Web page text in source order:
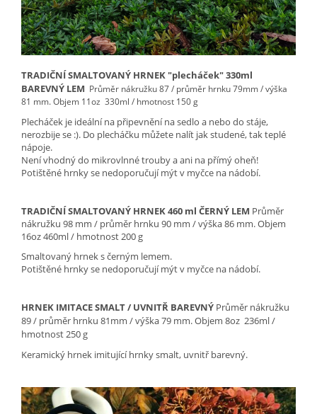
TRADIČNÍ SMALTOVANÝ HRNEK "plecháček" 330ml
BAREVNÝ LEM Průměr nákružku 87 / průměr hrnku 79mm / výška
81 mm.Objem 11oz 330ml / hmotnost 150 g
Plecháček je ideální na připevnění na sedlo a nebo do stáje,
nerozbije se :). Do plecháčku můžete nalít jak studené, tak teplé
nápoje.
Není vhodný do mikrovlnné troubya ani na přímý oheň!
Potištěné hrnky se nedoporučují mýt v myčce na nádobí.
TRADIČNÍ SMALTOVANÝ HRNEK 460 ml ČERNÝ LEM Průměr
nákružku 98 mm / průměr hrnku 90 mm / výška 86 mm. Objem
16oz 460ml / hmotnost 200 g
Smaltovaný hrnek s černým lemem.
Potištěné hrnky se nedoporučují mýt v myčce na nádobí.
HRNEK IMITACE SMALT / UVNITŘ BAREVNÝ Průměr nákružku
89 / průměr hrnku 81mm / výška 79 mm.Objem 8oz 236ml /
hmotnost 250 g
Keramický hrnek imitující hrnky smalt, uvnitř barevný.